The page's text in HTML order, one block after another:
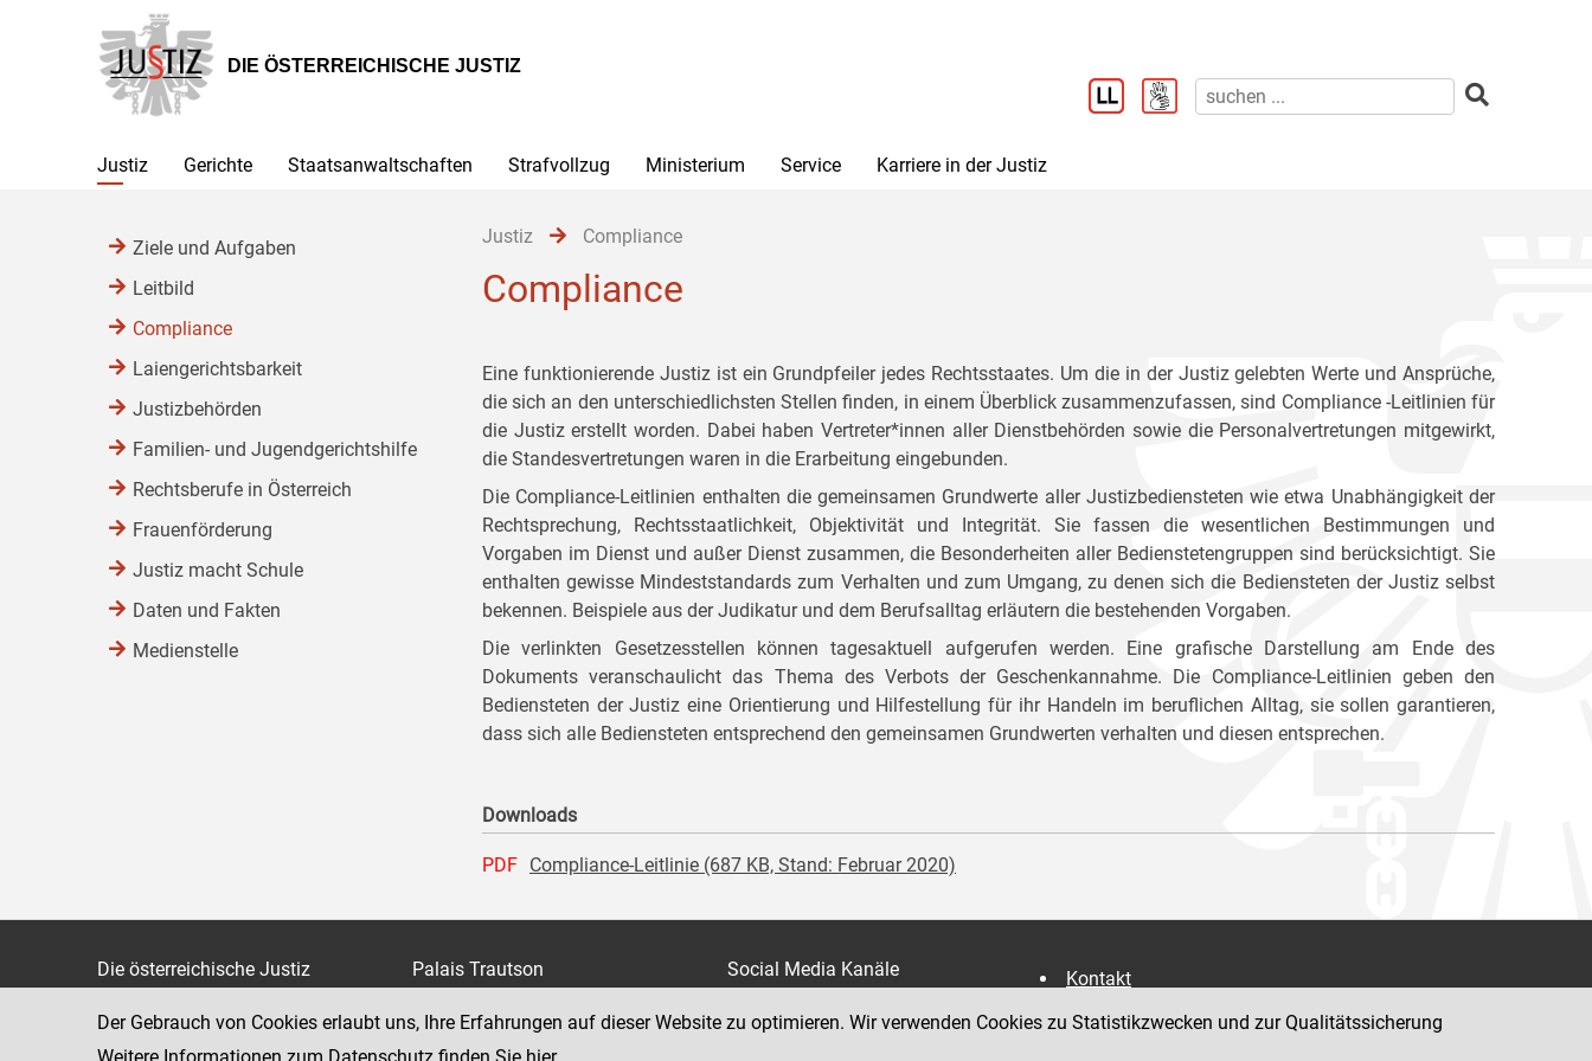
Hauptnavigation
[1]
Inhalt
[2]
Untermenü
[3]
DIE ÖSTERREICHISCHE JUSTIZ
Justiz Gerichte Staatsanwaltschaften Strafvollzug Ministerium Service Karriere in der Justiz
Justiz Compliance
Compliance
Eine funktionierende Justiz ist ein Grundpfeiler jedes Rechtsstaates. Um die in der Justiz gelebten Werte und Ansprüche,
die sich an den unterschiedlichsten Stellen finden, in einem Überblick zusammenzufassen, sind Compliance -Leitlinien für
die Justiz erstellt worden. Dabei haben Vertreter*innen aller Dienstbehörden sowie die Personalvertretungen mitgewirkt,
die Standesvertretungen waren in die Erarbeitung eingebunden.
Die Compliance-Leitlinien enthalten die gemeinsamen Grundwerte aller Justizbediensteten wie etwa Unabhängigkeit der
Rechtsprechung, Rechtsstaatlichkeit, Objektivität und Integrität. Sie fassen die wesentlichen Bestimmungen und
Vorgaben im Dienst und außer Dienst zusammen, die Besonderheiten aller Bedienstetengruppen sind berücksichtigt. Sie
enthalten gewisse Mindeststandards zum Verhalten und zum Umgang, zu denen sich die Bediensteten der Justiz selbst
bekennen. Beispiele aus der Judikatur und dem Berufsalltag erläutern die bestehenden Vorgaben.
Die verlinkten Gesetzesstellen können tagesaktuell aufgerufen werden. Eine grafische Darstellung am Ende des
Dokuments veranschaulicht das Thema des Verbots der Geschenkannahme. Die Compliance-Leitlinien geben den
Bediensteten der Justiz eine Orientierung und Hilfestellung für ihr Handeln im beruflichen Alltag, sie sollen garantieren,
dass sich alle Bediensteten entsprechend den gemeinsamen Grundwerten verhalten und diesen entsprechen.
Downloads
PDF Compliance-Leitlinie (687 KB, Stand: Februar 2020)
Ziele und Aufgaben
Leitbild
Compliance
Laiengerichtsbarkeit
Justizbehörden
Familien- und Jugendgerichtshilfe
Rechtsberufe in Österreich
Frauenförderung
Justiz macht Schule
Daten und Fakten
Medienstelle
Die österreichische Justiz
justiz.gv.at
Palais Trautson
1070 Wien
Social Media Kanäle
Kontakt
Impressum
Der Gebrauch von Cookies erlaubt uns, Ihre Erfahrungen auf dieser Website zu optimieren. Wir verwenden Cookies zu Statistikzwecken und zur Qualitätssicherung